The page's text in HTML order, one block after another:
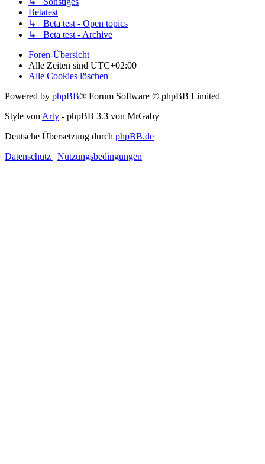
Betatest
↳ Beta test - Open topics
↳ Beta test - Archive
Foren-Übersicht
Alle Zeiten sind UTC+02:00
Alle Cookies löschen
Powered by phpBB® Forum Software © phpBB Limited
Style von Arty - phpBB 3.3 von MrGaby
Deutsche Übersetzung durch phpBB.de
Datenschutz | Nutzungsbedingungen